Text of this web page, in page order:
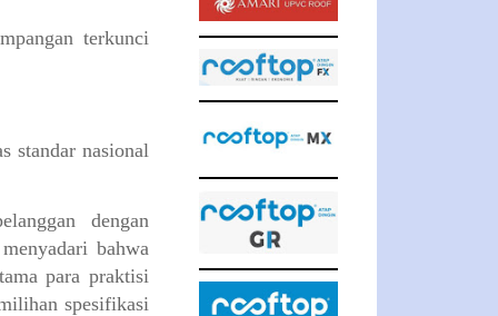
terkunci
standar nasional
dengan
bahwa
para praktisi
spesifikasi